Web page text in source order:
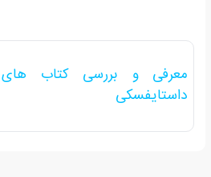
معرفی و بررسی کتاب های
داستایفسکی